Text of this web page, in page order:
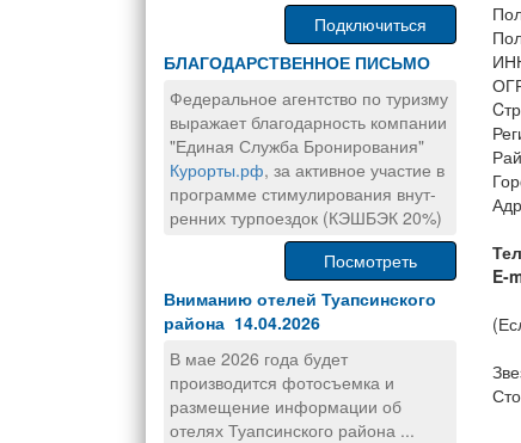
Подключиться
БЛАГОДАРСТВЕННОЕ ПИСЬМО
Федеральное агентство по туризму
выражает благодарность компании
"Единая Служба Бронирования"
Курорты.рф, за активное участие в
программе стимулирования внут-
ренних турпоездок (КЭШБЭК 20%)
Посмотреть
Вниманию отелей Туапсинского
района 14.04.2026
В мае 2026 года будет
производится фотосъемка и
размещение информации об
отелях Туапсинского района ...
E-